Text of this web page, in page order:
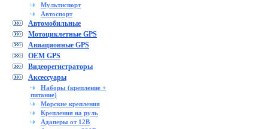
Мультиспорт
Автоспорт
Автомобильные
Мотоциклетные GPS
Авиационные GPS
OEM GPS
Видеорегистраторы
Аксессуары
Наборы (крепление +
питание)
Морские крепления
Крепления на руль
Адаперы от 12В